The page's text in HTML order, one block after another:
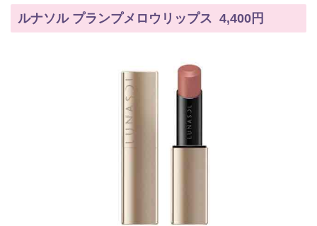
ルナソル プランプメロウリップス 4,400円